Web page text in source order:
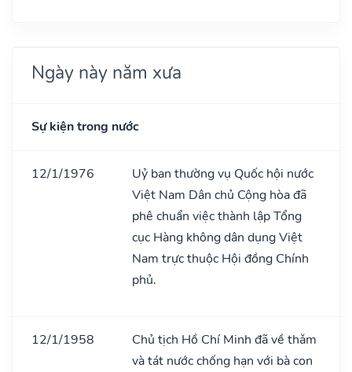
Ngày này năm xưa
Sự kiện trong nước
12/1/1976
Uỷ ban thường vụ Quốc hội nước
Việt Nam Dân chủ Cộng hòa đã
phê chuẩn việc thành lập Tổng
cục Hàng không dân dụng Việt
Nam trực thuộc Hội đồng Chính
phủ.
12/1/1958
Chủ tịch Hồ Chí Minh đã về thǎm
và tát nước chống hạn với bà con